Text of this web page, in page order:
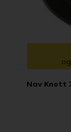
Nav Knott